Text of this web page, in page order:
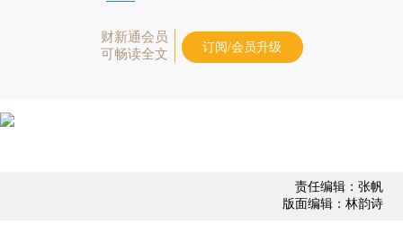
财新通会员
可畅读全文
订阅/会员升级
责任编辑：张帆
版面编辑：林韵诗